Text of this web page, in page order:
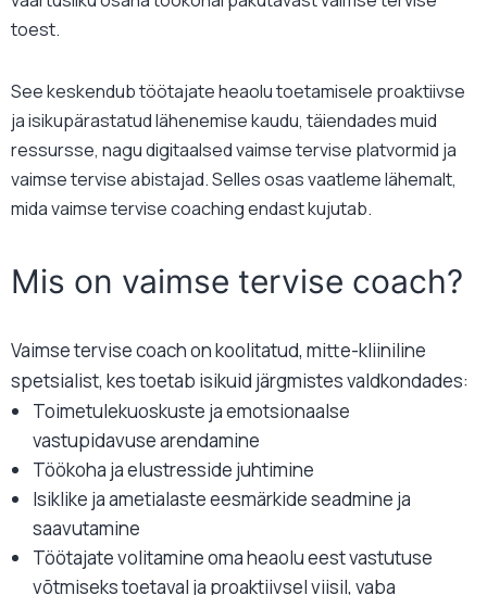
toest.
See keskendub töötajate heaolu toetamisele proaktiivse
ja isikupärastatud lähenemise kaudu, täiendades muid
ressursse, nagu digitaalsed vaimse tervise platvormid ja
vaimse tervise abistajad. Selles osas vaatleme lähemalt,
mida vaimse tervise coaching endast kujutab.
Mis on vaimse tervise coach?
Vaimse tervise coach on koolitatud, mitte-kliiniline
spetsialist, kes toetab isikuid järgmistes valdkondades:
Toimetulekuoskuste ja emotsionaalse
vastupidavuse arendamine
Töökoha ja elustresside juhtimine
Isiklike ja ametialaste eesmärkide seadmine ja
saavutamine
Töötajate volitamine oma heaolu eest vastutuse
võtmiseks toetaval ja proaktiivsel viisil, vaba